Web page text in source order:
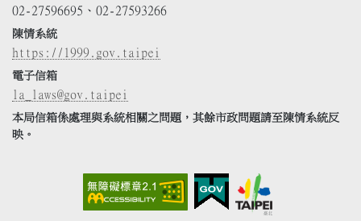
02-27596695、02-27593266
陳情系統
https://1999.gov.taipei
電子信箱
la_laws@gov.taipei
本局信箱係處理與系統相關之問題，其餘市政問題請至陳情系統反
映。